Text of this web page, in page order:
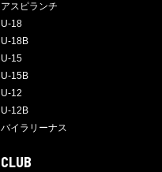
アスピランチ
U-18
U-18B
U-15
U-15B
U-12
U-12B
バイラリーナス
CLUB